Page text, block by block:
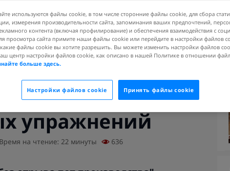
столом: 5
упражнений
Время на чтение: 22 минуты 636
используются файлы cookie, в том числе сторонние файлы cookie, для сбора
измерения производительности сайта, запоминания ваших предпочтений,
контента (включая профилирование) и обеспечения взаимодействия с
просмотра сайта примите наши файлы cookie или перейдите в настройки файлов
файлы cookie вы хотите разрешить. Вы можете изменить настройки файлов
центр настройки файлов cookie, как описано в нашей Политике в отношении
больше здесь.
Принять файлы cookie
Настройки файлов cookie